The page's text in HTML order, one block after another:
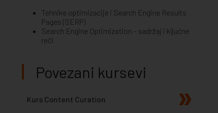
Tehnike optimizacije i Search Engine Results
Pages (SERP)
Search Engine Optimization – sadržaj i ključne
reči
Povezani kursevi
Kurs Content Curation